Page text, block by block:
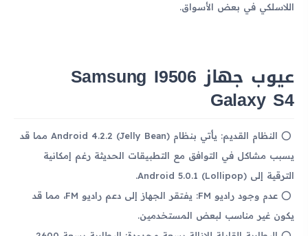
اللاسلكي في بعض الأسواق.
عيوب جهاز Samsung I9506
Galaxy S4
النظام القديم: يأتي بنظام Android 4.2.2 (Jelly Bean) مما قد
يسبب مشاكل في التوافق مع التطبيقات الحديثة رغم إمكانية
الترقية إلى Android 5.0.1 (Lollipop).
عدم وجود راديو FM: يفتقر الجهاز إلى دعم راديو FM، مما قد
يكون غير مناسب لبعض المستخدمين.